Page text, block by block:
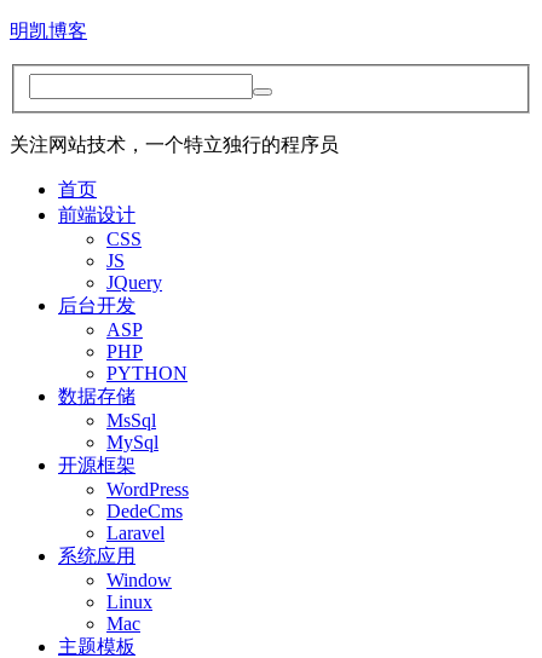
明凯博客
关注网站技术，一个特立独行的程序员
首页
前端设计
CSS
JS
JQuery
后台开发
ASP
PHP
PYTHON
数据存储
MsSql
MySql
开源框架
WordPress
DedeCms
Laravel
系统应用
Window
Linux
Mac
主题模板